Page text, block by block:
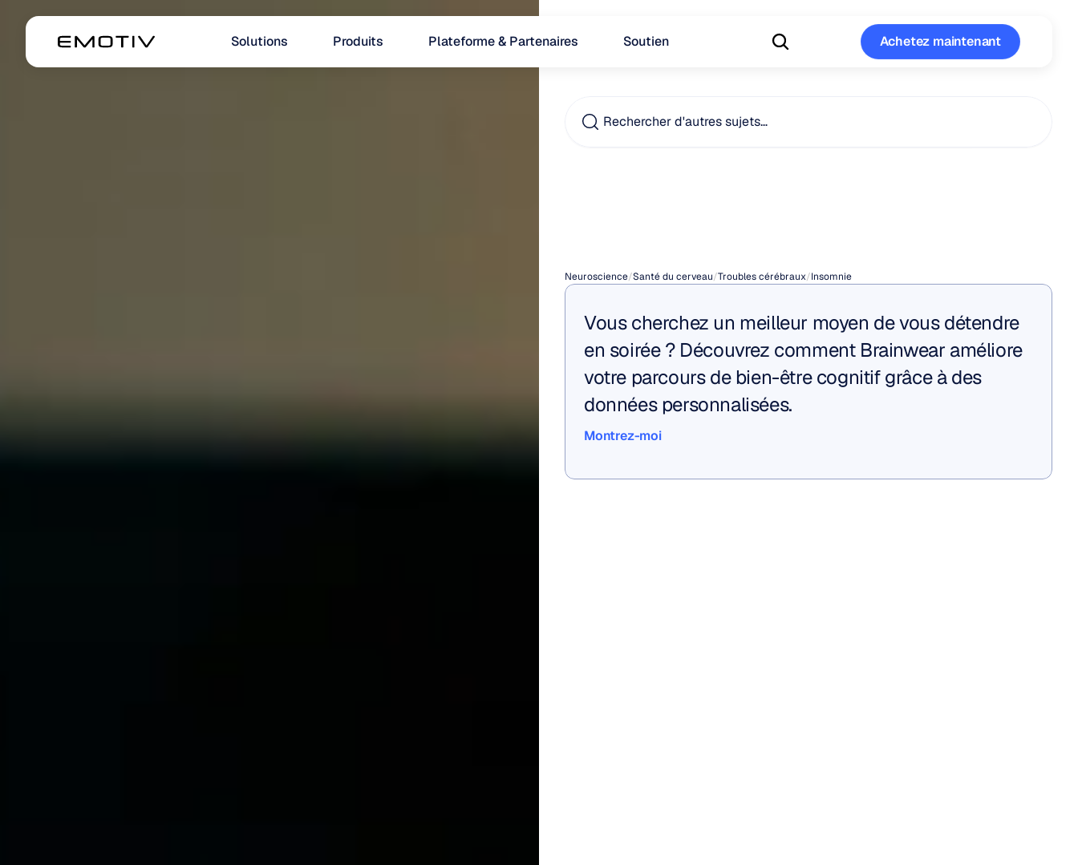
Solutions Produits Plateforme & Partenaires Soutien
Achetez maintenant
Rechercher d'autres sujets…
Neuroscience/Santé du cerveau/Troubles cérébraux/Insomnie
Vous cherchez un meilleur moyen de vous détendre
en soirée ? Découvrez comment Brainwear améliore
votre parcours de bien-être cognitif grâce à des
données personnalisées.
Montrez-moi